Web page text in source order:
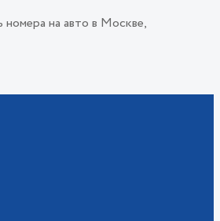
на авто в Москве,